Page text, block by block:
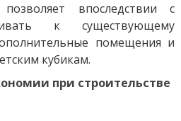
впоследствии с
к существующему
помещения и
кубикам.
при строительстве